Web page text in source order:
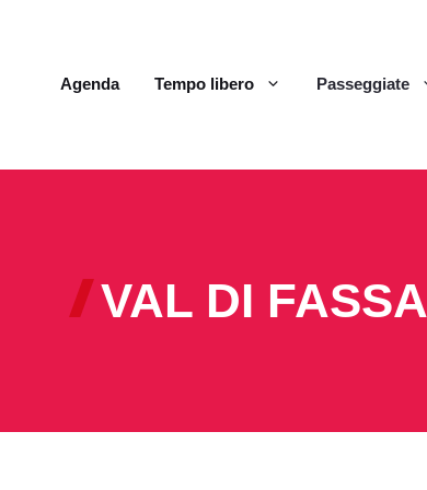
Agenda Tempo libero Passeggiate
VAL DI FASSA